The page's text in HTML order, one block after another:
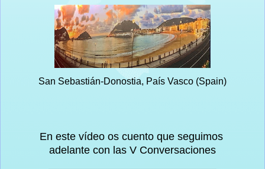
San Sebastián-Donostia, País Vasco (Spain)
En este vídeo os cuento que seguimos
adelante con las V Conversaciones